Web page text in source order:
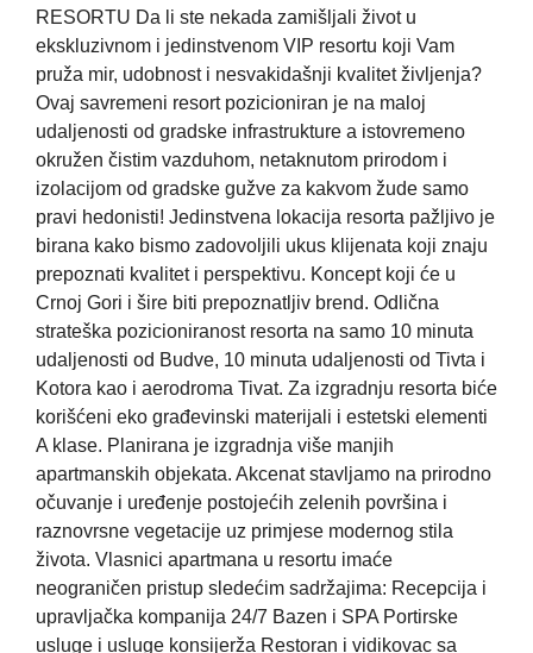
RESORTU Da li ste nekada zamišljali život u
ekskluzivnom i jedinstvenom VIP resortu koji Vam
pruža mir, udobnost i nesvakidašnji kvalitet življenja?
Ovaj savremeni resort pozicioniran je na maloj
udaljenosti od gradske infrastrukture a istovremeno
okružen čistim vazduhom, netaknutom prirodom i
izolacijom od gradske gužve za kakvom žude samo
pravi hedonisti! Jedinstvena lokacija resorta pažljivo je
birana kako bismo zadovoljili ukus klijenata koji znaju
prepoznati kvalitet i perspektivu. Koncept koji će u
Crnoj Gori i šire biti prepoznatljiv brend. Odlična
strateška pozicioniranost resorta na samo 10 minuta
udaljenosti od Budve, 10 minuta udaljenosti od Tivta i
Kotora kao i aerodroma Tivat. Za izgradnju resorta biće
korišćeni eko građevinski materijali i estetski elementi
A klase. Planirana je izgradnja više manjih
apartmanskih objekata. Akcenat stavljamo na prirodno
očuvanje i uređenje postojećih zelenih površina i
raznovrsne vegetacije uz primjese modernog stila
života. Vlasnici apartmana u resortu imaće
neograničen pristup sledećim sadržajima: Recepcija i
upravljačka kompanija 24/7 Bazen i SPA Portirske
usluge i usluge konsijerža Restoran i vidikovac sa